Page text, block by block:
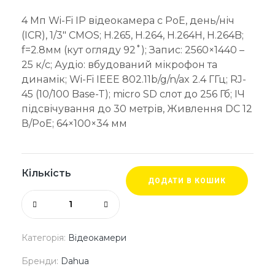
4 Мп Wi-Fi IP відеокамера c PoE, день/ніч
(ICR), 1/3″ CMOS; H.265, H.264, H.264H, H.264B;
f=2.8мм (кут огляду 92˚); Запис: 2560×1440 –
25 к/с; Аудіо: вбудований мікрофон та
динамік; Wi-Fi IEEE 802.11b/g/n/ax 2.4 ГГц; RJ-
45 (10/100 Base-T); micro SD слот до 256 Гб; ІЧ
підсвічування до 30 метрів, Живлення DC 12
В/PoE; 64×100×34 мм
Кількість
ДОДАТИ В КОШИК
Категорія: Відеокамери
Бренди: Dahua